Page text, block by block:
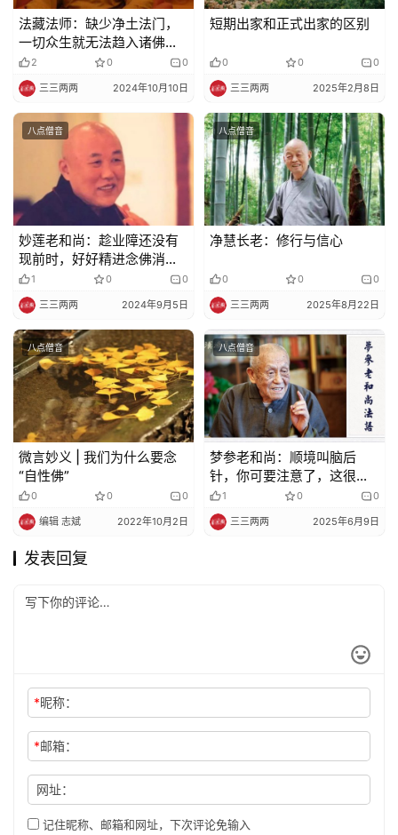
政
策
法
规
明
法藏法师：缺少净土法门，
一切众生就无法趋入诸佛的
大智慧海
2 0 0
三三两两 2024年10月10日
短期出家和正式出家的区别
0 0 0
三三两两 2025年2月8日
八点僧音
妙莲老和尚：趁业障还没有
现前时，好好精进念佛消业
障1 0 0
三三两两 2024年9月5日
八点僧音
净慧长老：修行与信心
0 0 0
三三两两 2025年8月22日
八点僧音
微言妙义 | 我们为什么要念
“自性佛”
0 0 0
编辑 志斌 2022年10月2日
八点僧音
梦参老和尚：顺境叫脑后
针，你可要注意了，这很危
险容易堕落
1 0 0
三三两两 2025年6月9日
发表回复
*昵称：
*邮箱：
网址：
记住昵称、邮箱和网址，下次评论免输入